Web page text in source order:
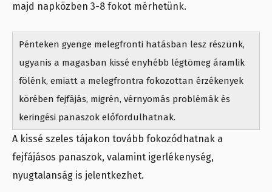
majd napközben 3-8 fokot mérhetünk.
Pénteken gyenge melegfronti hatásban lesz részünk,
ugyanis a magasban kissé enyhébb légtömeg áramlik
fölénk, emiatt a melegfrontra fokozottan érzékenyek
körében fejfájás, migrén, vérnyomás problémák és
keringési panaszok előfordulhatnak.
A kissé szeles tájakon tovább fokozódhatnak a
fejfájásos panaszok, valamint igerlékenység,
nyugtalanság is jelentkezhet.